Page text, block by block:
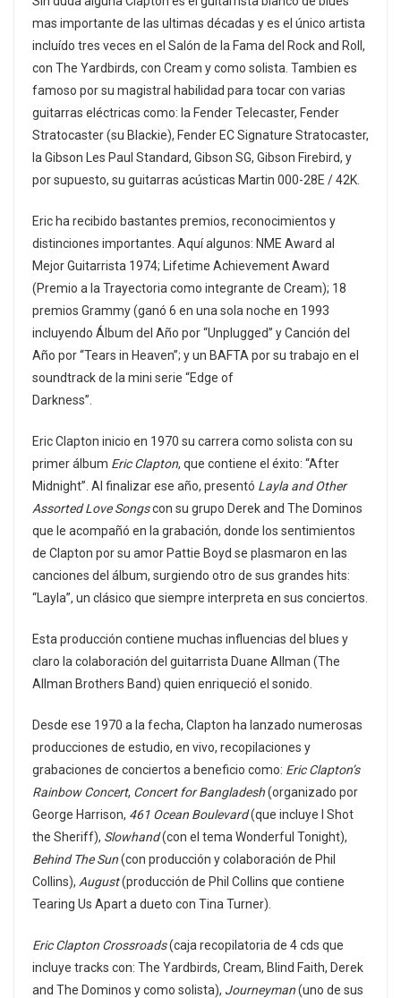
mas importante de las ultimas décadas y es el único artista
incluído tres veces en el Salón de la Fama del Rock and Roll,
con The Yardbirds, con Cream y como solista. Tambien es
famoso por su magistral habilidad para tocar con varias
guitarras eléctricas como: la Fender Telecaster, Fender
Stratocaster (su Blackie), Fender EC Signature Stratocaster,
la Gibson Les Paul Standard, Gibson SG, Gibson Firebird, y
por supuesto, su guitarras acústicas Martin 000-28E / 42K.
Eric ha recibido bastantes premios, reconocimientos y
distinciones importantes. Aquí algunos: NME Award al
Mejor Guitarrista 1974; Lifetime Achievement Award
(Premio a la Trayectoria como integrante de Cream); 18
premios Grammy (ganó 6 en una sola noche en 1993
incluyendo Álbum del Año por “Unplugged” y Canción del
Año por “Tears in Heaven”; y un BAFTA por su trabajo en el
soundtrack de la mini serie “Edge of
Darkness”.
Eric Clapton inicio en 1970 su carrera como solista con su
primer álbum Eric Clapton, que contiene el éxito: “After
Midnight”. Al finalizar ese año, presentó Layla and Other
Assorted Love Songscon su grupo Derek and The Dominos
que le acompañó en la grabación, donde los sentimientos
de Clapton por su amor Pattie Boyd se plasmaron en las
canciones del álbum, surgiendo otro de sus grandes hits:
“Layla”, un clásico que siempre interpreta en sus conciertos.
Esta producción contiene muchas influencias del blues y
claro la colaboración del guitarrista Duane Allman (The
Allman Brothers Band) quien enriqueció el sonido.
Desde ese 1970 a la fecha, Clapton ha lanzado numerosas
producciones de estudio, en vivo, recopilaciones y
grabaciones de conciertos a beneficio como: Eric Clapton’s
Rainbow Concert, Concert for Bangladesh(organizado por
George Harrison, 461 Ocean Boulevard(que incluye I Shot
the Sheriff), Slowhand(con el tema Wonderful Tonight),
Behind The Sun(con producción y colaboración de Phil
Collins), August(producción de Phil Collins que contiene
Tearing Us Apart a dueto con Tina Turner).
Eric Clapton Crossroads(caja recopilatoria de 4 cds que
incluye tracks con: The Yardbirds, Cream, Blind Faith, Derek
and The Dominos y como solista), Journeyman(uno de sus